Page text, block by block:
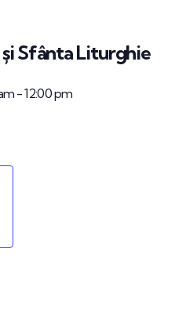
Sfânta Liturghie
-12:00 pm